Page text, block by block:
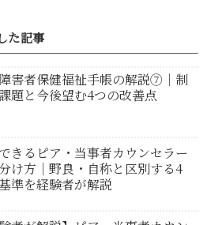
た記事
害者保健福祉手帳の解説⑦｜制
題と今後望む4つの改善点
きるピア・当事者カウンセラー
け方｜野良・自称と区別する4
準を経験者が解説